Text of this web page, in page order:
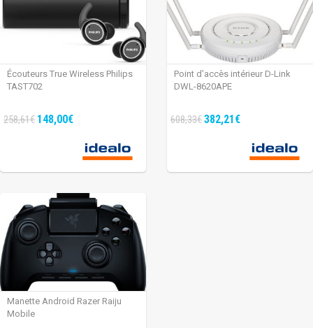
Écouteurs True Wireless Philips
TAST702
258,61€ 148,00€
Point d’accès intérieur D-Link
DWL-8620APE
608,33€382,21€
Manette Android Razer Raiju
Mobile